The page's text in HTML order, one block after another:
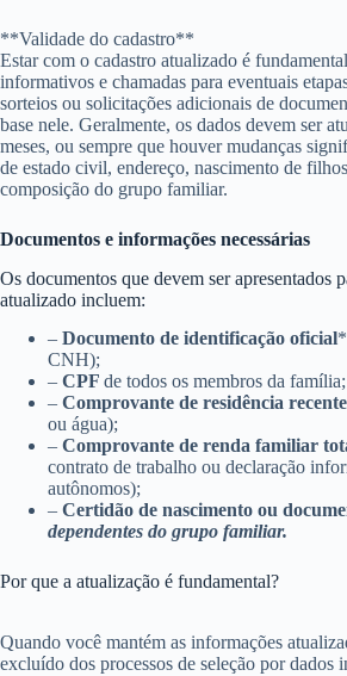
**Validade do cadastro**
Estar com o cadastro atualizado é
informativos e chamadas para eventuais
sorteios ou solicitações adicionais de
base nele. Geralmente, os dados devem ser
meses, ou sempre que houver mudanças
de estado civil, endereço, nascimento de
composição do grupo familiar.
Documentos e informações necessárias
Os documentos que devem ser apresentados
atualizado incluem:
– Documento de identificação oficial
CNH);
– CPF de todos os membros da família;
– Comprovante de residência recente
ou água);
– Comprovante de renda familiar
contrato de trabalho ou declaração
autônomos);
– Certidão de nascimento ou
dependentes do grupo familiar.
Por que a atualização é fundamental?
Quando você mantém as informações
excluído dos processos de seleção por dados